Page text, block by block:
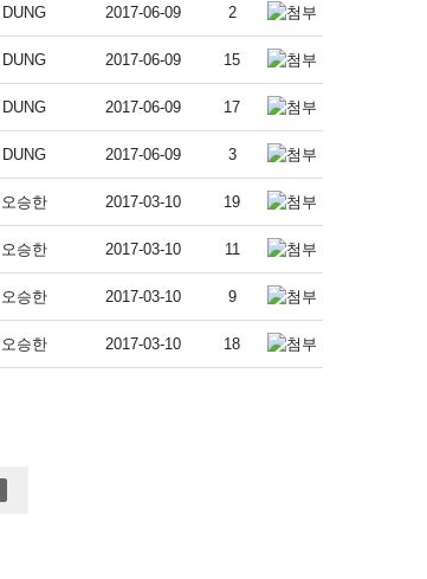
DUNG 2017-06-09 2
DUNG 2017-06-09 15
DUNG 2017-06-09 17
DUNG 2017-06-09 3
오승한 2017-03-10 19
오승한 2017-03-10 11
오승한 2017-03-10 9
오승한 2017-03-10 18